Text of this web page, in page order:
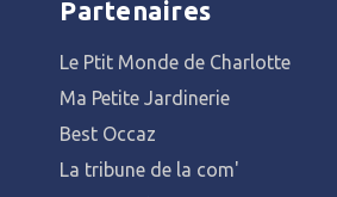
Partenaires
Le Ptit Monde de Charlotte
Ma Petite Jardinerie
Best Occaz
La tribune de la com'